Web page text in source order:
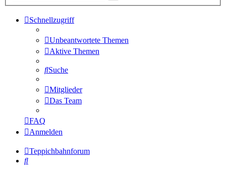
Schnellzugriff
Unbeantwortete Themen
Aktive Themen
Suche
Mitglieder
Das Team
FAQ
Anmelden
Teppichbahnforum
Suche